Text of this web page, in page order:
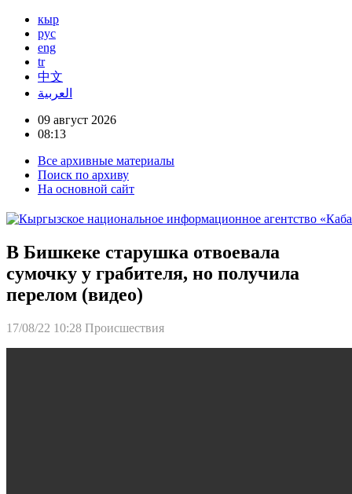
кыр
рус
eng
tr
中文
العربية
09 август 2026
08:13
Все архивные материалы
Поиск по архиву
На основной сайт
В Бишкеке старушка отвоевала
сумочку у грабителя, но получила
перелом (видео)
17/08/22 10:28 Происшествия